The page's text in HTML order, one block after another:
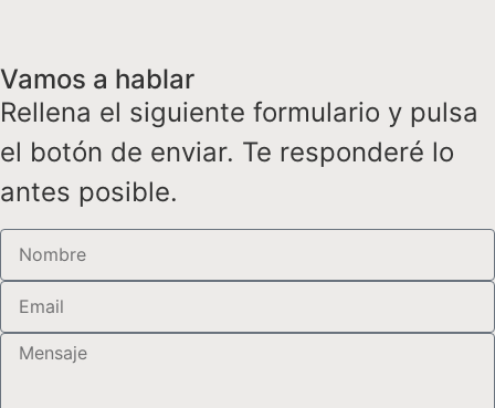
Vamos a hablar
Rellena el siguiente formulario y pulsa
el botón de enviar. Te responderé lo
antes posible.